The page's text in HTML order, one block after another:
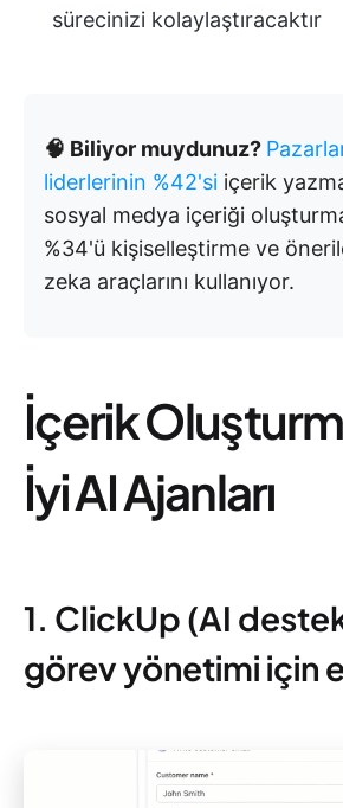
sürecinizi kolaylaştıracaktır
🧠 Biliyor muydunuz?
liderlerinin %42'si içerik
sosyal medya içeriği
%34'ü kişiselleştirme ve
zeka araçlarını kullanıyor.
İçerik
İyi AI Ajanları
1. ClickUp (AI
görev yönetimi için